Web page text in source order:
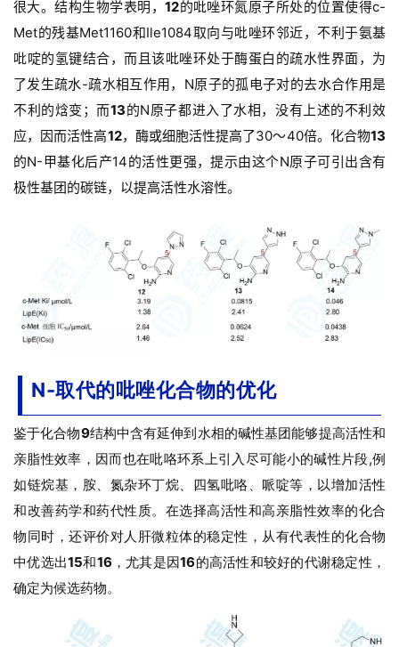
代
学
苑
l
l
E
n
联
我
很大。结构生物学表明，12的吡唑环氮原子所处的位置使得c-
Met的残基Met1160和Ile1084取向与吡唑环邻近，不利于氨基
吡啶的氢键结合，而且该吡唑环处于酶蛋白的疏水性界面，为
了发生疏水-疏水相互作用，N原子的孤电子对的去水合作用是
不利的焓变； 而13的N原子都进入了水相，没有上述的不利效
应，因而活性高12，酶或细胞活性提高了30～40倍。 化合物13
的N-甲基化后产14的活性更强，提示由这个N原子可引出含有
极性基团的碳链，以提高活性水溶性。
N-取代的吡唑化合物的优化
鉴于化合物9结构中含有延伸到水相的碱性基团能够提高活性和
亲脂性效率，因而也在吡咯环系上引入尽可能小的碱性片段,例
如链烷基，胺、氮杂环丁烷、四氢吡咯、哌啶等，以增加活性
和改善药学和药代性质。 在选择高活性和高亲脂性效率的化合
物同时，还评价对人肝微粒体的稳定性，从有代表性的化合物
中优选出15和16 ，尤其是因16的高活性和较好的代谢稳定性，
确定为候选药物。